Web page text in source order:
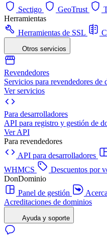
Sectigo
GeoTrust
Herramientas
Herramientas de SSL
Otros servicios
Revendedores
Servicios para revendedores de
Ver servicios
Para desarrolladores
API para registro y gestión de
Ver API
Para revendedores
API para desarrolladores
WHMCS
Descuentos por
DonDominio
Panel de gestión
Acreditaciones de dominios
Ayuda y soporte